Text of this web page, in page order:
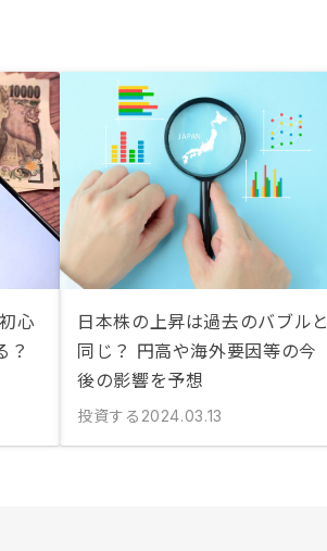
心
？
日本株の上昇は過去のバブルと
同じ？ 円高や海外要因等の今
後の影響を予想
投資する 2024.03.13